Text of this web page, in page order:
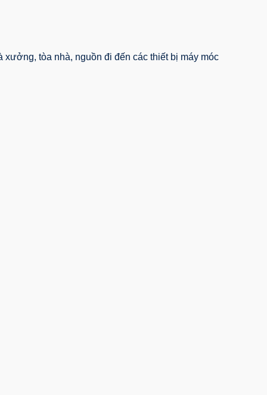
tòa nhà, nguồn đi đến các thiết bị máy móc